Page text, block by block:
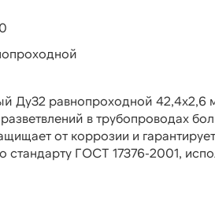
Ду32 равнопроходной 42,4х2,6
в трубопроводах
от коррозии и
стандарту ГОСТ 17376-2001,